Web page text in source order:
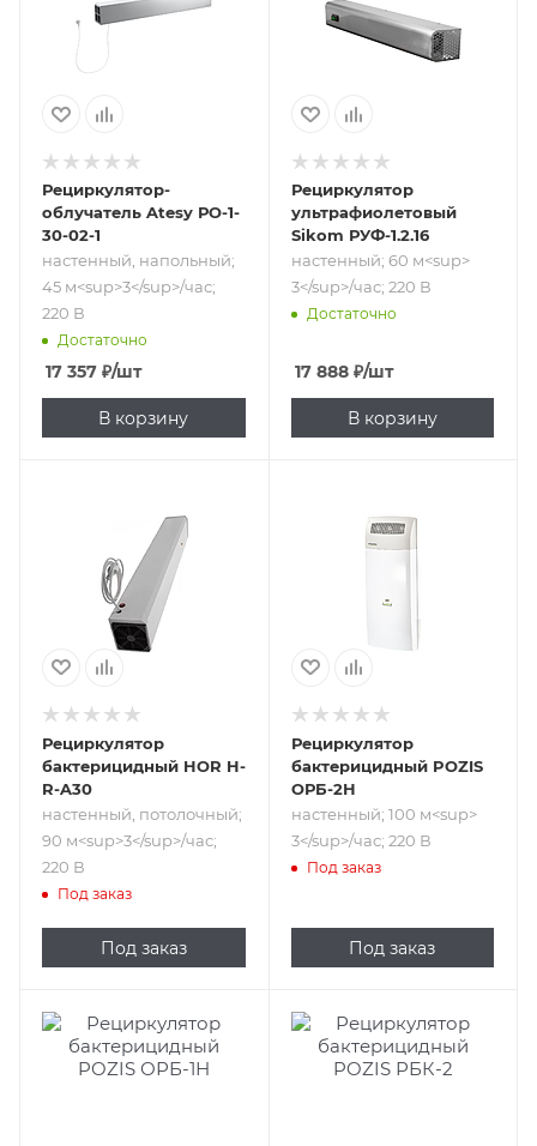
м<sup>​3</sup>/
Рециркулятор-
облучатель Atesy РО-1-
30-02-1
настенный, напольный;
45 м<sup>​3</sup>/час;
220 В
Достаточно
17 357 ₽/шт
В корзину
час; 220 В
Рециркулятор
ультрафиолетовый
Sikom РУФ-1.2.16
настенный; 60 м<sup>​
3</sup>/час; 220 В
Достаточно
17 888₽/шт
В корзину
потолочный; 90
м<sup>​3</sup>/
час; 220 В
Рециркулятор
бактерицидный HOR H-
R-A30
настенный, потолочный;
90 м<sup>​3</sup>/час;
220 В
Под заказ
Под заказ
настенный; 100
м<sup>​3</sup>/
Рециркулятор
бактерицидный POZIS
ОРБ-2Н
настенный; 100 м<sup>​
3</sup>/час; 220 В
Под заказ
Под заказ
Подпись к товару
настенный; 100
м<sup>​3</sup>/
Подпись к товару
настенный,
настольный; 70